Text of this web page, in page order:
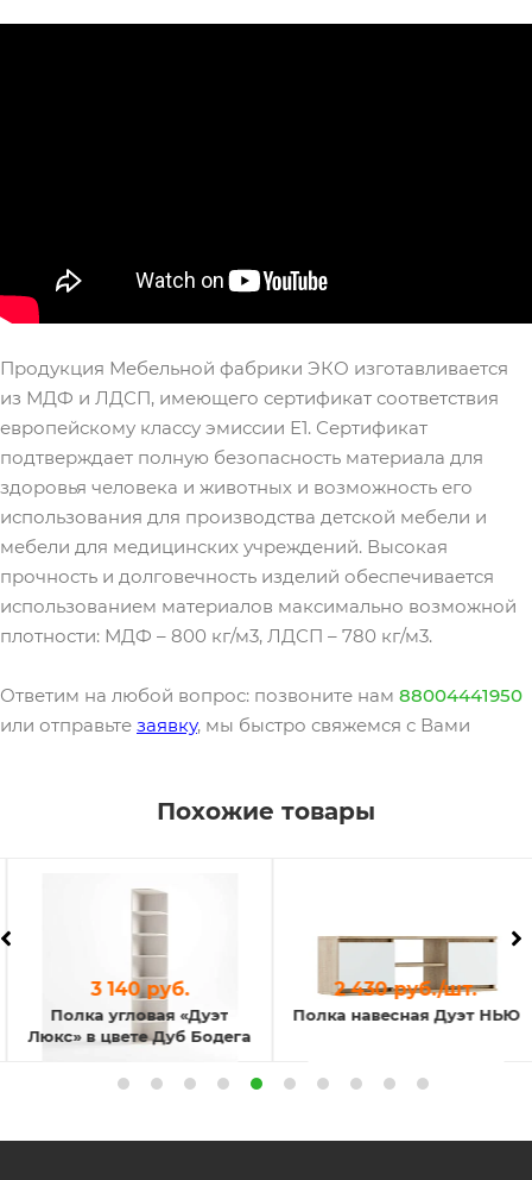
Продукция Мебельной фабрики ЭКО изготавливается
из МДФ и ЛДСП, имеющего сертификат соответствия
европейскому классу эмиссии Е1. Сертификат
подтверждает полную безопасность материала для
здоровья человека и животных и возможность его
использования для производства детской мебели и
мебели для медицинских учреждений. Высокая
прочность и долговечность изделий обеспечивается
использованием материалов максимально возможной
плотности: МДФ – 800 кг/м3, ЛДСП – 780 кг/м3.
Ответим на любой вопрос: позвоните нам 88004441950
или отправьте заявку, мы быстро свяжемся с Вами
Похожие товары
Полка угловая «Дуэт
Люкс» в цвете Дуб Бодега
3 140 руб.
Полка навесная Дуэт НЬЮ
2 430 руб./шт.